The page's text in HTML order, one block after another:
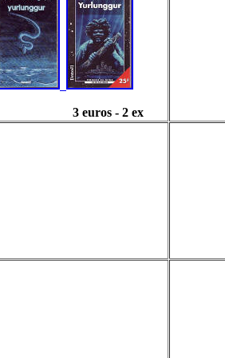
3 euros - 2 ex